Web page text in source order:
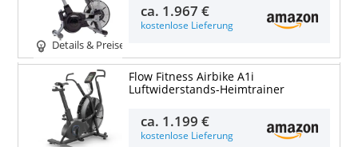
Details & Preise
ca. 1.967 €
kostenlose Lieferung
Flow Fitness Airbike A1i
Luftwiderstands-Heimtrainer
ca. 1.199 €
kostenlose Lieferung